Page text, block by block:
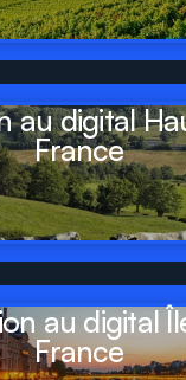
au digital
France
au digital
France